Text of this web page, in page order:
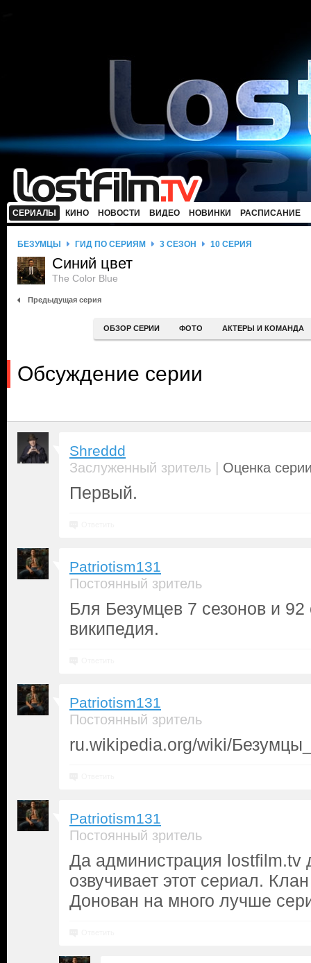
СЕРИАЛЫ КИНО НОВОСТИ ВИДЕО НОВИНКИ РАСПИСАНИЕ
БЕЗУМЦЫ ГИД ПО СЕРИЯМ 3 СЕЗОН 10 СЕРИЯ
Синий цвет
The Color Blue
Предыдущая серия
ОБЗОР СЕРИИ ФОТО АКТЕРЫ И КОМАНДА
Обсуждение серии
Shreddd
Заслуженный зритель | Оценка
Первый.
Patriotism131
Постоянный зритель
Бля Безумцев 7 сезонов и 92
википедия.
Patriotism131
Постоянный зритель
ru.wikipedia.org/wiki/
Patriotism131
Постоянный зритель
Да администрация lostfilm.tv
озвучивает этот сериал.
Донован на много лучше